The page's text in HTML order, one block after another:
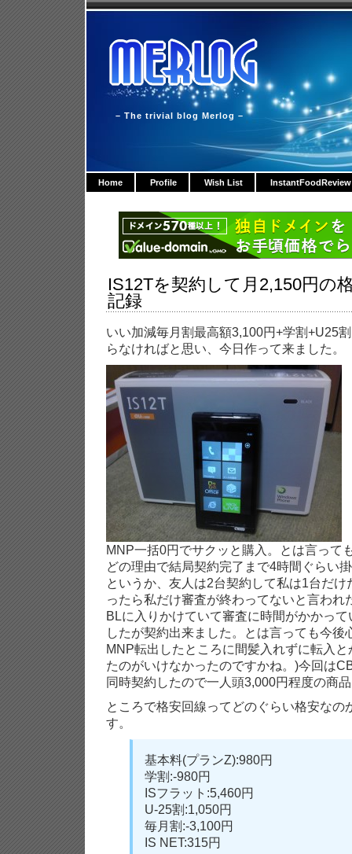
– The trivial blog Merlog –
Home Profile Wish List InstantFoodReview
IS12Tを契約して月2,150円の
記録
いい加減毎月割最高額3,100円+学割+U25
らなければと思い、今日作って来ました。
MNP一括0円でサクッと購入。とは言って
どの理由で結局契約完了まで4時間ぐらい
というか、友人は2台契約して私は1台だ
ったら私だけ審査が終わってないと言われ
BLに入りかけていて審査に時間がかかっ
したが契約出来ました。とは言っても今後
MNP転出したところに間髪入れずに転入
たのがいけなかったのですかね。)今回は
同時契約したので一人頭3,000円程度の商
ところで格安回線ってどのぐらい格安なの
す。
基本料(プランZ):980円
学割:-980円
ISフラット:5,460円
U-25割:1,050円
毎月割:-3,100円
IS NET:315円